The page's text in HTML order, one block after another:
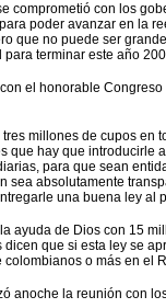
comprometió con los
poder avanzar en la
que no puede ser
terminar este año
el honorable
millones de cupos en
que hay que introducirle
para que sean
sea absolutamente
una buena ley al
ayuda de Dios con 15
que si esta ley se
o más en el
anoche la reunión con